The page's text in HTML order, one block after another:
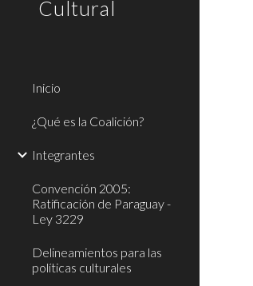
Cultural
Inicio
¿Qué es la Coalición?
Integrantes
Convención 2005:
Ratificación de Paraguay -
Ley 3229
Delineamientos para las
políticas culturales